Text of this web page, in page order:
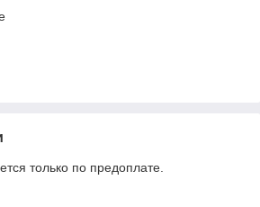
только по предоплате.